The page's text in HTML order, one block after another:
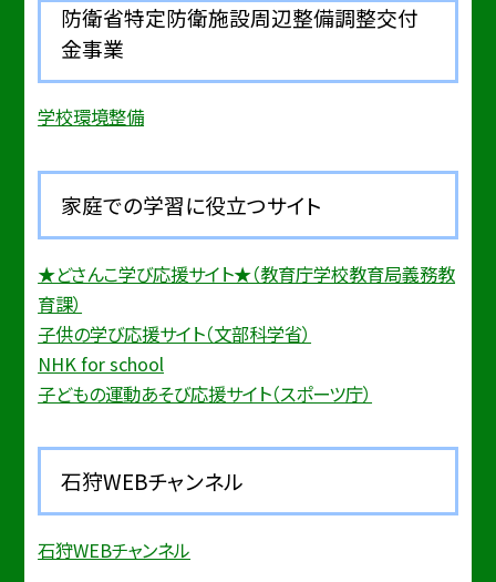
防衛省特定防衛施設周辺整備調整交付
金事業
学校環境整備
家庭での学習に役立つサイト
★どさんこ学び応援サイト★（教育庁学校教育局義務教
育課）
子供の学び応援サイト（文部科学省）
NHK for school
子どもの運動あそび応援サイト（スポーツ庁）
石狩WEBチャンネル
石狩WEBチャンネル